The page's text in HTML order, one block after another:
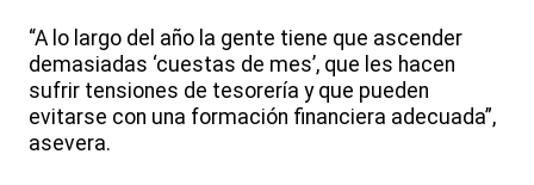
“A lo largo del año la gente tiene que ascender
demasiadas ‘cuestas de mes’, que les hacen
sufrir tensiones de tesorería y que pueden
evitarse con una formación financiera adecuada”,
asevera.